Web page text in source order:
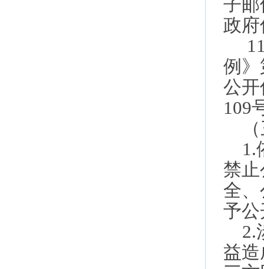
子
政
例
公
109
1.
禁
全
予
2.
益